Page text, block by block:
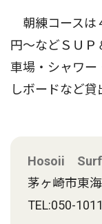
朝練コースは
円〜などＳＵＰ
車場・シャワー
しボードなど貸
Hosoii Surf
茅ヶ崎市東
TEL:050-